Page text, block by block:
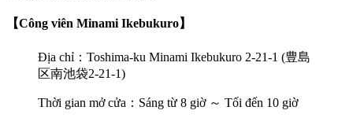
【Công viên Minami Ikebukuro】
Địa chỉ：Toshima-ku Minami Ikebukuro 2-21-1 (豊島
区南池袋2-21-1)
Thời gian mở cửa：Sáng từ 8 giờ ～ Tối đến 10 giờ